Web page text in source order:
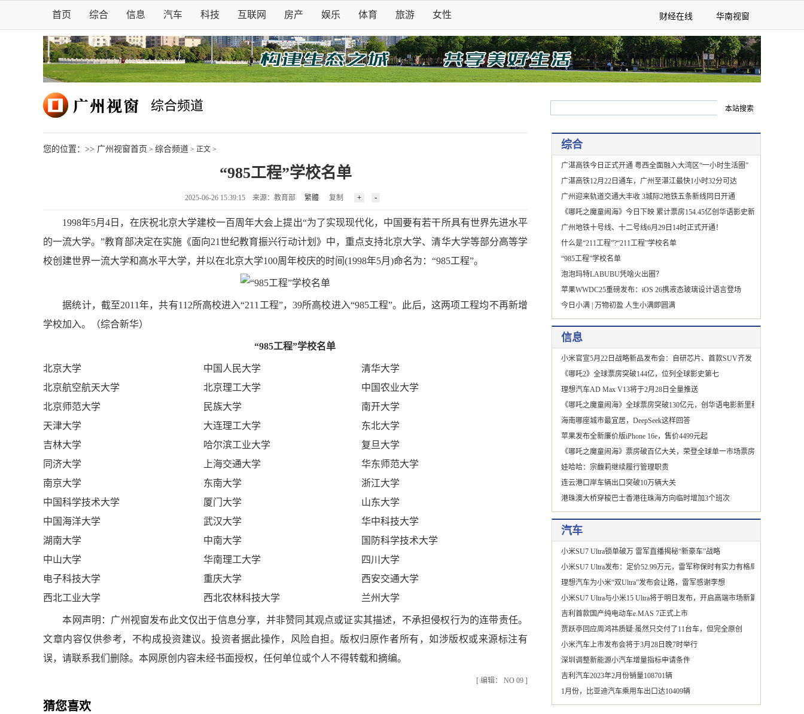
首页 综合 信息 汽车 科技 互联网 房产 娱乐 体育 旅游 女性 财经在线 华南视窗
综合频道
您的位置：>> 广州视窗首页 > 综合频道 > 正文 >
“985工程”学校名单
2025-06-26 15:39:15 来源：教育部 繁體 复制
1998年5月4日，在庆祝北京大学建校一百周年大会上提出“为了实现现代化，中国要有若干所具有世界先进水平
的一流大学。”教育部决定在实施《面向21世纪教育振兴行动计划》中，重点支持北京大学、清华大学等部分高等学
校创建世界一流大学和高水平大学，并以在北京大学100周年校庆的时间(1998年5月)命名为：“985工程”。
据统计，截至2011年，共有112所高校进入“211工程”，39所高校进入“985工程”。此后，这两项工程均不再新增
学校加入。（综合新华）
“985工程”学校名单
北京大学 中国人民大学
清华大学
北京航空航天大学
北京理工大学
中国农业大学
北京师范大学
民族大学
南开大学
天津大学
大连理工大学
东北大学
吉林大学
哈尔滨工业大学
复旦大学
同济大学
上海交通大学
华东师范大学
南京大学
东南大学
浙江大学
中国科学技术大学
厦门大学
山东大学
中国海洋大学
武汉大学
华中科技大学
湖南大学
中南大学
国防科学技术大学
中山大学
华南理工大学
四川大学
电子科技大学
重庆大学
西安交通大学
西北工业大学
西北农林科技大学 兰州大学
本网声明：广州视窗发布此文仅出于信息分享，并非赞同其观点或证实其描述，不承担侵权行为的连带责任。
文章内容仅供参考，不构成投资建议。投资者据此操作，风险自担。版权归原作者所有，如涉版权或来源标注有
误，请联系我们删除。本网原创内容未经书面授权，任何单位或个人不得转载和摘编。
[ 编辑： NO 09 ]
猜您喜欢
综合
广湛高铁今日正式开通 粤西全面融入大湾区“一小时生活圈”
广湛高铁12月22日通车，广州至湛江最快1小时32分可达
广州迎来轨道交通大丰收 3城际2地铁五条新线同日开通
《哪吒之魔童闹海》今日下映 累计票房154.45亿创华语影史新纪录
广州地铁十号线、十二号线6月29日14时正式开通！
什么是“211工程”?“211工程”学校名单
“985工程”学校名单
泡泡玛特LABUBU凭啥火出圈？
苹果WWDC25重磅发布：iOS 26携液态玻璃设计语言登场
今日小满 | 万物初盈 人生小满即圆满
信息
小米官宣5月22日战略新品发布会：自研芯片、首款SUV齐发
《哪吒2》全球票房突破144亿，位列全球影史第七
理想汽车AD Max V13将于2月28日全量推送
《哪吒之魔童闹海》全球票房突破130亿元，创华语电影新里程碑
海南哪座城市最宜居，DeepSeek这样回答
苹果发布全新廉价版iPhone 16e，售价4499元起
《哪吒之魔童闹海》票房破百亿大关，荣登全球单一市场票房榜首
娃哈哈：宗馥莉继续履行管理职责
连云港口岸车辆出口突破10万辆大关
港珠澳大桥穿梭巴士香港往珠海方向临时增加3个班次
汽车
小米SU7 Ultra锁单破万 雷军直播揭秘“新豪车”战略
小米SU7 Ultra发布：定价52.99万元，雷军称保时有实力有格局
理想汽车为小米“双Ultra”发布会让路，雷军感谢李想
小米SU7 Ultra与小米15 Ultra将于明日发布，开启高端市场新篇章
吉利首款国产纯电动车e.MAS 7正式上市
贾跃亭回应周鸿祎质疑:虽然只交付了11台车，但完全原创
小米汽车上市发布会将于3月28日晚7时举行
深圳调整新能源小汽车增量指标申请条件
吉利汽车2023年2月份销量108701辆
1月份，比亚迪汽车乘用车出口达10409辆